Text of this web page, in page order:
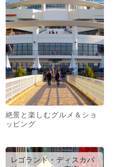
絶景と楽しむグルメ＆ショ
ッピング
レゴランド・ディスカバ